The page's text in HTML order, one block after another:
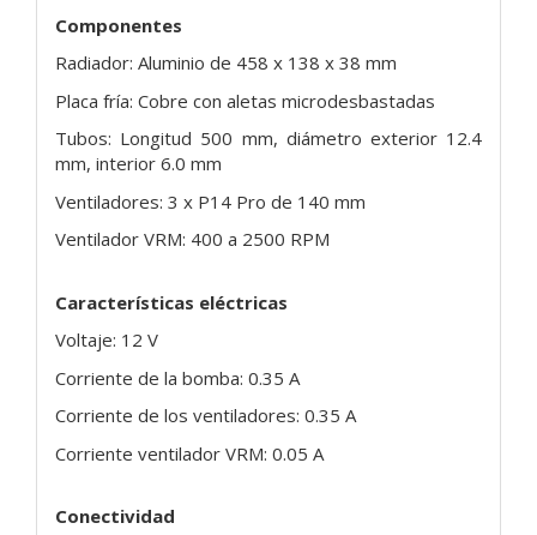
Componentes
Radiador: Aluminio de 458 x 138 x 38 mm
Placa fría: Cobre con aletas microdesbastadas
Tubos: Longitud 500 mm, diámetro exterior 12.4
mm, interior 6.0 mm
Ventiladores: 3 x P14 Pro de 140 mm
Ventilador VRM: 400 a 2500 RPM
Características eléctricas
Voltaje: 12 V
Corriente de la bomba: 0.35 A
Corriente de los ventiladores: 0.35 A
Corriente ventilador VRM: 0.05 A
Conectividad